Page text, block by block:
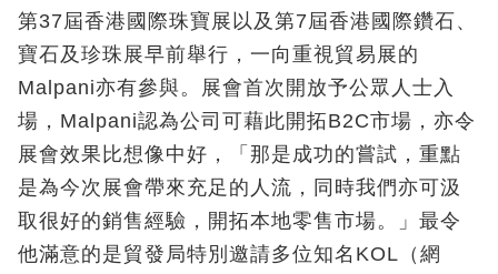
第37屆香港國際珠寶展以及第7屆香港國際鑽石、
寶石及珍珠展早前舉行，一向重視貿易展的
Malpani亦有參與。展會首次開放予公眾人士入
場，Malpani認為公司可藉此開拓B2C市場，亦令
展會效果比想像中好，「那是成功的嘗試，重點
是為今次展會帶來充足的人流，同時我們亦可汲
取很好的銷售經驗，開拓本地零售市場。」最令
他滿意的是貿發局特別邀請多位知名KOL（網